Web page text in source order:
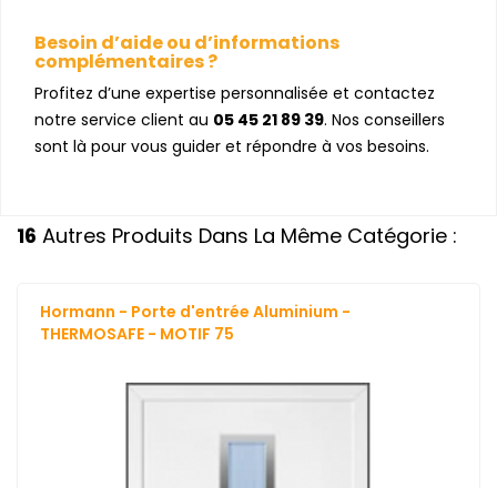
Besoin d’aide ou d’informations
complémentaires ?
Profitez d’une expertise personnalisée et contactez
notre service client au 05 45 21 89 39. Nos conseillers
sont là pour vous guider et répondre à vos besoins.
16 Autres Produits Dans La Même Catégorie :
Hormann - Porte d'entrée Aluminium -
THERMOSAFE - MOTIF 75